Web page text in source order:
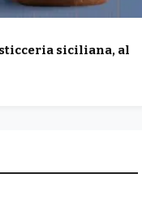
siciliana, al